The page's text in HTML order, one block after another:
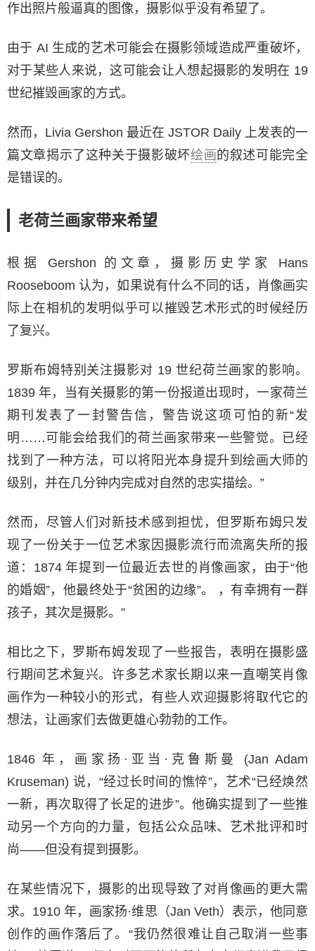
作出照片般逼真的图像，摄影似乎没有希望了。
由于 AI 生成的艺术可能会在摄影领域造成严重破坏，
对于某些人来说，这可能会让人想起摄影的发明在 19
世纪摧毁画家的方式。
然而，Livia Gershon 最近在 JSTOR Daily 上发表的一
篇文章揭示了这种关于摄影破坏绘画的叙述可能完全
是错误的。
老荷兰画家带来希望
根据 Gershon 的文章，摄影历史学家 Hans
Rooseboom 认为，如果说有什么不同的话，肖像画实
际上在相机的发明似乎可以摧毁艺术形式的时候经历
了复兴。
罗斯布姆特别关注摄影对 19 世纪荷兰画家的影响。
1839 年，当有关摄影的第一份报道出现时，一家荷兰
期刊发表了一封警告信，警告说这项可怕的新“发
明……可能会给我们的荷兰画家带来一些警觉。已经
找到了一种方法，可以将阳光本身提升到绘画大师的
级别，并在几分钟内完成对自然的忠实描绘。”
然而，尽管人们对新技术感到担忧，但罗斯布姆只发
现了一份关于一位艺术家因摄影流行而流离失所的报
道：1874 年提到一位最近去世的肖像画家，由于“他
的婚姻”，他最终处于“贫困的边缘”。 ，有幸拥有一群
孩子，其次是摄影。”
相比之下，罗斯布姆发现了一些报告，表明在摄影盛
行期间艺术复兴。许多艺术家长期以来一直嘲笑肖像
画作为一种较小的形式，有些人欢迎摄影将取代它的
想法，让画家们去做更雄心勃勃的工作。
1846 年，画家扬·亚当·克鲁斯曼 (Jan Adam
Kruseman) 说，“经过长时间的憔悴”，艺术“已经焕然
一新，再次取得了长足的进步”。他确实提到了一些推
动另一个方向的力量，包括公众品味、艺术批评和时
尚——但没有提到摄影。
在某些情况下，摄影的出现导致了对肖像画的更大需
求。1910 年，画家扬·维思（Jan Veth）表示，他同意
创作的画作落后了。“我仍然很难让自己取消一些事